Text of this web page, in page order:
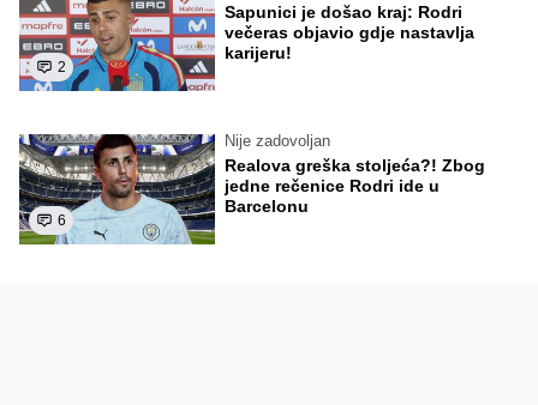
2
Sapunici je došao kraj: Rodri
večeras objavio gdje nastavlja
karijeru!
6
Nije zadovoljan
Realova greška stoljeća?! Zbog
jedne rečenice Rodri ide u
Barcelonu